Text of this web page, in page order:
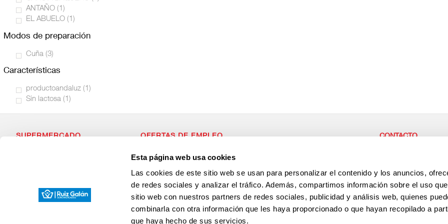
Esta página web usa cookies
Las cookies de este sitio web se usan para personalizar el contenido y los anuncios,
de redes sociales y analizar el tráfico. Además, compartimos información sobre el uso
sitio web con nuestros partners de redes sociales, publicidad y análisis web, quienes
combinarla con otra información que les haya proporcionado o que hayan recopilado a
que haya hecho de sus servicios.
ANTAÑO (1)
EL ABUELO (1)
modos de preparación
Cuña (3)
características
productoandaluz (1)
Sin lactosa (1)
SUPERMERCADO
Charcutería
Quesos al Corte
OFERTAS DE EMPLEO
con valores, que apuesta por las personas,
CONTACTO
España
+34 956 64 33 01
Antención al cliente
+34 696 237 022